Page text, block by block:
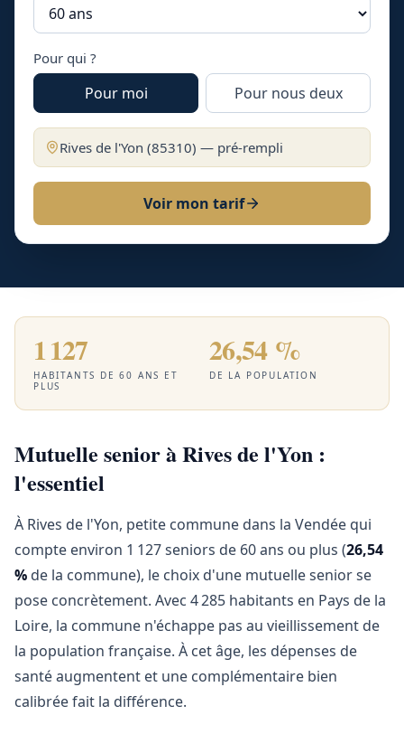
Pour qui ?
Pour moi Pour nous deux
Rives de l'Yon (85310) — pré-rempli
Voir mon tarif
1 127
HABITANTS DE 60 ANS ET
PLUS
26,54 %
DE LA POPULATION
Mutuelle senior à Rives de l'Yon :
l'essentiel
À Rives de l'Yon, petite commune dans la Vendée qui
compte environ 1 127 seniors de 60 ans ou plus (26,54
% de la commune), le choix d'une mutuelle senior se
pose concrètement. Avec 4 285 habitants en Pays de la
Loire, la commune n'échappe pas au vieillissement de
la population française. À cet âge, les dépenses de
santé augmentent et une complémentaire bien
calibrée fait la différence.